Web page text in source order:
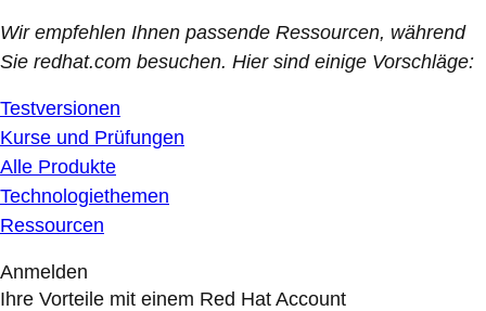
Wir empfehlen Ihnen passende Ressourcen, während
Sie redhat.com besuchen. Hier sind einige Vorschläge:
Testversionen
Kurse und Prüfungen
Alle Produkte
Technologiethemen
Ressourcen
Anmelden
Ihre Vorteile mit einem Red Hat Account